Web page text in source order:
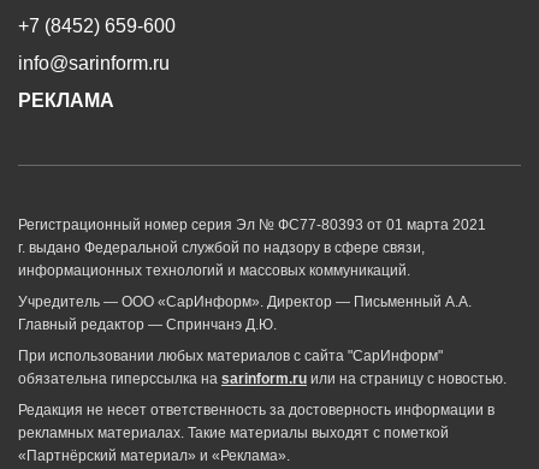
+7 (8452) 659-600
info@sarinform.ru
РЕКЛАМА
Регистрационный номер серия Эл № ФС77-80393 от 01 марта 2021
г. выдано Федеральной службой по надзору в сфере связи,
информационных технологий и массовых коммуникаций.
Учредитель — ООО «СарИнформ». Директор — Письменный А.А.
Главный редактор — Спринчанэ Д.Ю.
При использовании любых материалов с сайта "СарИнформ"
обязательна гиперссылка на sarinform.ru или на страницу с новостью.
Редакция не несет ответственность за достоверность информации в
рекламных материалах. Такие материалы выходят с пометкой
«Партнёрский материал» и «Реклама».